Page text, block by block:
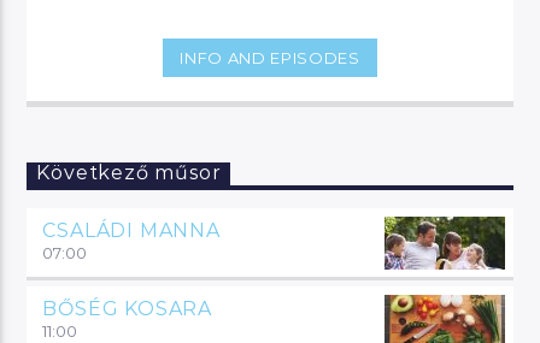
INFO AND EPISODES
Következő műsor
CSALÁDI MANNA
07:00
BŐSÉG KOSARA
11:00